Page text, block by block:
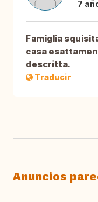
7
Famiglia
casa
descritta.
Traducir
Anuncios